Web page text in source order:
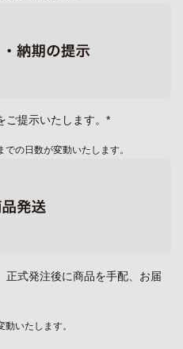
ご提示いたします。*
の日数が変動いたします。
正式発注後に商品を手配、お届
いたします。